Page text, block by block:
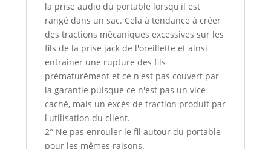
la prise audio du portable lorsqu'il est
rangé dans un sac. Cela à tendance à créer
des tractions mécaniques excessives sur les
fils de la prise jack de l'oreillette et ainsi
entrainer une rupture des fils
prématurément et ce n'est pas couvert par
la garantie puisque ce n'est pas un vice
caché, mais un excès de traction produit par
l'utilisation du client.
2° Ne pas enrouler le fil autour du portable
pour les mêmes raisons.